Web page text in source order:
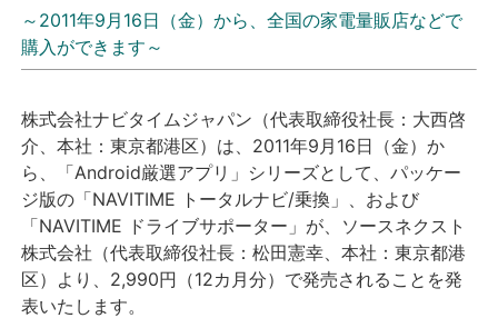
採用情報
English
～2011年9月16日（金）から、全国の家電量販店などで
購入ができます～
株式会社ナビタイムジャパン（代表取締役社長：大西啓
介、本社：東京都港区）は、2011年9月16日（金）か
ら、「Android厳選アプリ」シリーズとして、パッケー
ジ版の「NAVITIME トータルナビ/乗換」、および
「NAVITIME ドライブサポーター」が、ソースネクスト
株式会社（代表取締役社長：松田憲幸、本社：東京都港
区）より、2,990円（12カ月分）で発売されることを発
表いたします。